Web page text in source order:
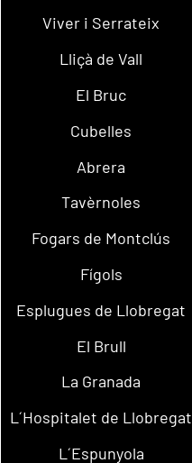
Viver i Serrateix
Lliçà de Vall
El Bruc
Cubelles
Abrera
Tavèrnoles
Fogars de Montclús
Fígols
Esplugues de Llobregat
El Brull
La Granada
L´Hospitalet de Llobregat
L´Espunyola